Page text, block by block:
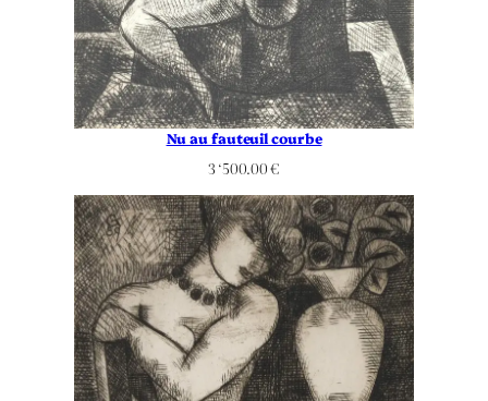
Nu au fauteuil courbe
3 ‘500.00€